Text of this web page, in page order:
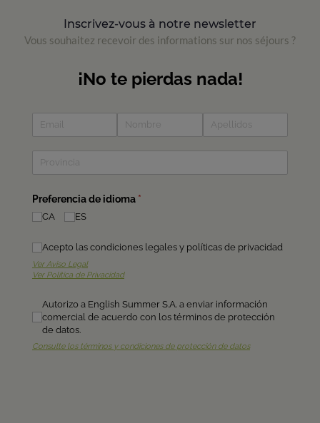
Inscrivez-vous à notre newsletter
Vous souhaitez recevoir des informations sur nos séjours ?